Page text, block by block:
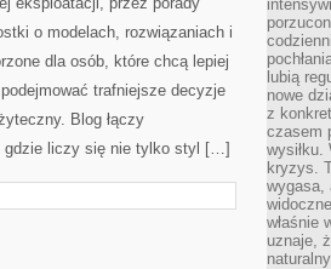
o modelach, rozwiązaniach i
dla osób, które chcą lepiej
trafniejsze decyzje
Blog łączy
gdzie liczy się nie tylko styl […]
lubią
nowe
z
czasem
wysiłku.
kryzys.
wygasa,
właśnie
uznaje,